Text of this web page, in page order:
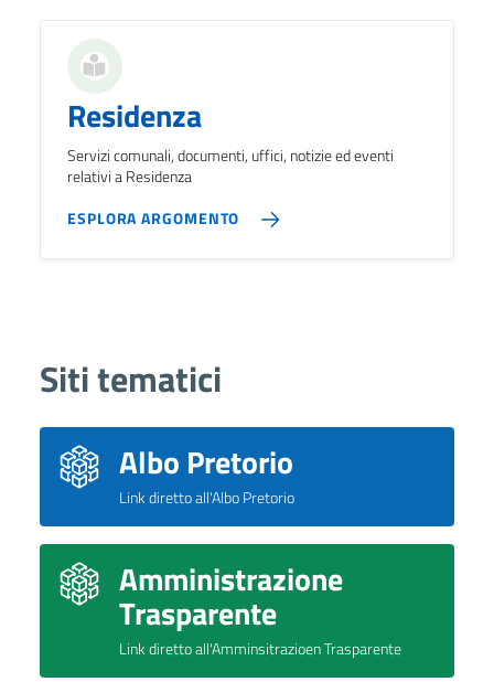
Residenza
Servizi comunali, documenti, uffici, notizie ed eventi
relativi a Residenza
ESPLORA ARGOMENTO
Siti tematici
Albo Pretorio
Link diretto all'Albo Pretorio
Amministrazione
Trasparente
Link diretto all'Amminsitrazioen Trasparente